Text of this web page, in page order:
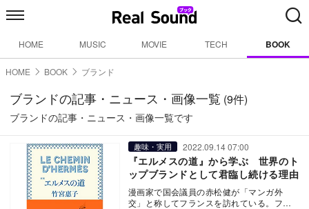
HOME MUSIC MOVIE TECH BOOK
HOME BOOK ブランド
ブランドの記事・ニュース・画像一覧 (9件)
ブランドの記事・ニュース・画像一覧です
趣味・実用 2022.09.14 07:00
『エルメスの道』から学ぶ 世界のト
ップブランドとして君臨し続ける理由
漫画家で国会議員の赤松健が「マンガ外
交」と称してフランスを訪れている。フラ